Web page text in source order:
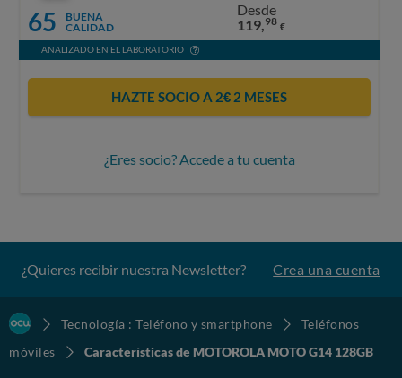
65
BUENA
CALIDAD
Desde
119,98 €
ANALIZADO EN EL LABORATORIO
HAZTE SOCIO A 2€ 2 MESES
¿Eres socio? Accede a tu cuenta
¿Quieres recibir nuestra Newsletter? Crea una cuenta
Tecnología : Teléfono y smartphone
Teléfonos
móviles
Características de MOTOROLA MOTO G14 128GB